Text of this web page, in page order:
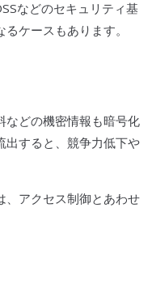
などのセキュリティ基
ケースもあります。
などの機密情報も暗号化
出すると、競争力低下や
、アクセス制御とあわせ